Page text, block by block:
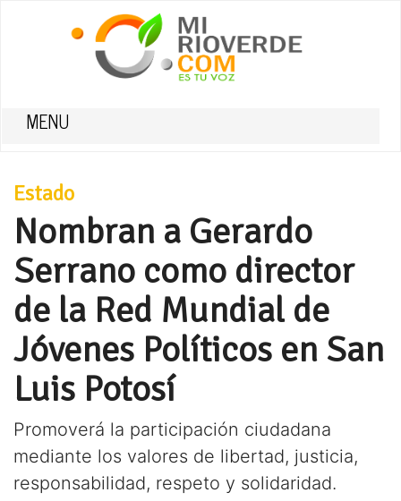
MENU
Estado
Nombran a Gerardo
Serrano como director
de la Red Mundial de
Jóvenes Políticos en San
Luis Potosí
Promoverá la participación ciudadana
mediante los valores de libertad, justicia,
responsabilidad, respeto y solidaridad.